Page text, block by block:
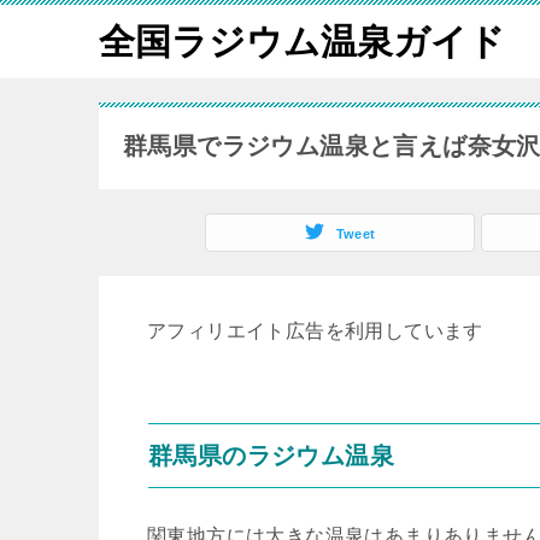
全国ラジウム温泉ガイド
群馬県でラジウム温泉と言えば奈女
Tweet
アフィリエイト広告を利用しています
群馬県のラジウム温泉
関東地方には大きな温泉はあまりありません